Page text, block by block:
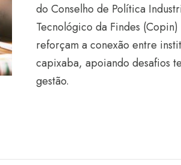
do Conselho de Política
Tecnológico da Findes
reforçam a conexão entre
capixaba, apoiando desafios
gestão.